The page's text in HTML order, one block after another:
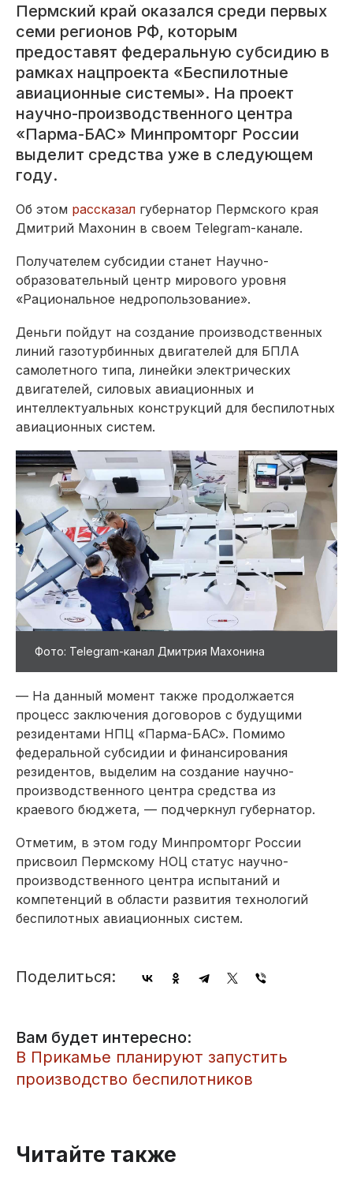
Пермский край оказался среди первых
семи регионов РФ, которым
предоставят федеральную субсидию в
рамках нацпроекта «Беспилотные
авиационные системы». На проект
научно-производственного центра
«Парма-БАС» Минпромторг России
выделит средства уже в следующем
году.
Об этом рассказал губернатор Пермского края
Дмитрий Махонин в своем Telegram-канале.
Получателем субсидии станет Научно-
образовательный центр мирового уровня
«Рациональное недропользование».
Деньги пойдут на создание производственных
линий газотурбинных двигателей для БПЛА
самолетного типа, линейки электрических
двигателей, силовых авиационных и
интеллектуальных конструкций для беспилотных
авиационных систем.
Фото: Telegram-канал Дмитрия Махонина
— На данный момент также продолжается
процесс заключения договоров с будущими
резидентами НПЦ «Парма-БАС». Помимо
федеральной субсидии и финансирования
резидентов, выделим на создание научно-
производственного центра средства из
краевого бюджета, — подчеркнул губернатор.
Отметим, в этом году Минпромторг России
присвоил Пермскому НОЦ статус научно-
производственного центра испытаний и
компетенций в области развития технологий
беспилотных авиационных систем.
Поделиться:
Вам будет интересно:
В Прикамье планируют запустить
производство беспилотников
Читайте также